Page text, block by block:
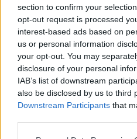
section to confirm your
opt-out request is processed
interest-based ads based on
us or personal information
your opt-out. You may
disclosure of your personal
IAB’s list of downstream
also be disclosed by us to third
Downstream Participants that